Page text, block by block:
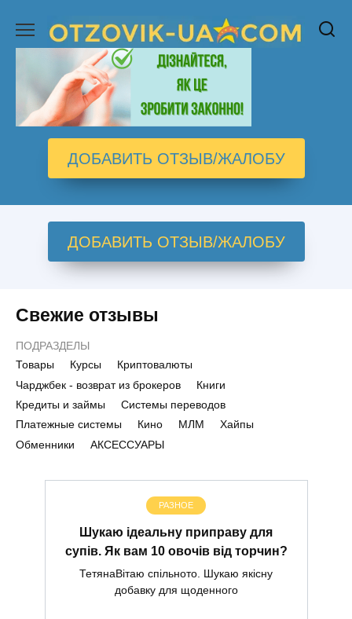
содержанию
ДОБАВИТЬ ОТЗЫВ/ЖАЛОБУ
ДОБАВИТЬ ОТЗЫВ/ЖАЛОБУ
Свежие отзывы
ПОДРАЗДЕЛЫ
Товары
Курсы
Криптовалюты
Чарджбек - возврат из брокеров
Книги
Кредиты и займы
Системы переводов
Платежные системы
Кино МЛМ
Хайпы
Обменники
АКСЕССУАРЫ
РАЗНОЕ
Шукаю ідеальну приправу для
супів. Як вам 10 овочів від торчин?
ТетянаВітаю спільното. Шукаю якісну
добавку для щоденного